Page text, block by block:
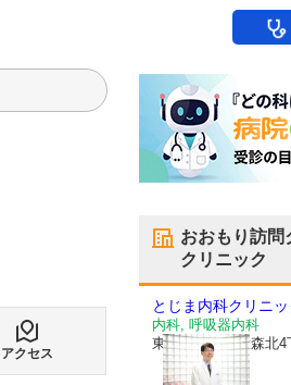
アクセス
おおもり訪問
クリニック
とじま内科クリニッ
内科, 呼吸器内科
東京都大田区大森北4